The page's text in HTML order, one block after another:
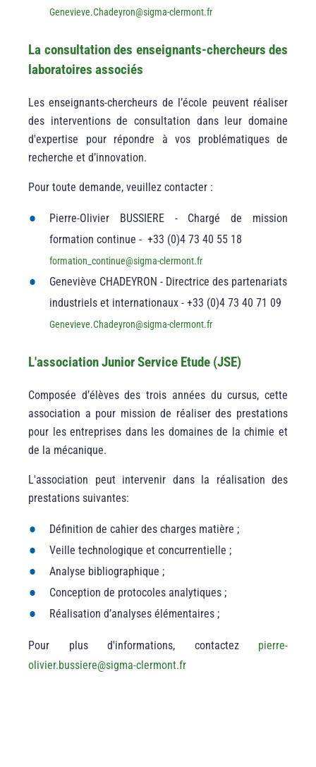
Genevieve.Chadeyron@sigma-clermont.fr
La consultation des enseignants-chercheurs des
laboratoires associés
Les enseignants-chercheurs de l’école peuvent réaliser
des interventions de consultation dans leur domaine
d'expertise pour répondre à vos problématiques de
recherche et d’innovation.
Pour toute demande, veuillez contacter :
Pierre-Olivier BUSSIERE - Chargé de mission
formation continue - +33 (0)4 73 40 55 18
formation_continue@sigma-clermont.fr
Geneviève CHADEYRON - Directrice des partenariats
industriels et internationaux - +33 (0)4 73 40 71 09
Genevieve.Chadeyron@sigma-clermont.fr
L'association Junior Service Etude (JSE)
Composée d’élèves des trois années du cursus, cette
association a pour mission de réaliser des prestations
pour les entreprises dans les domaines de la chimie et
de la mécanique.
L'association peut intervenir dans la réalisation des
prestations suivantes:
Définition de cahier des charges matière ;
Veille technologique et concurrentielle ;
Analyse bibliographique ;
Conception de protocoles analytiques ;
Réalisation d’analyses élémentaires ;
Pour plus d'informations, contactez pierre-
olivier.bussiere@sigma-clermont.fr